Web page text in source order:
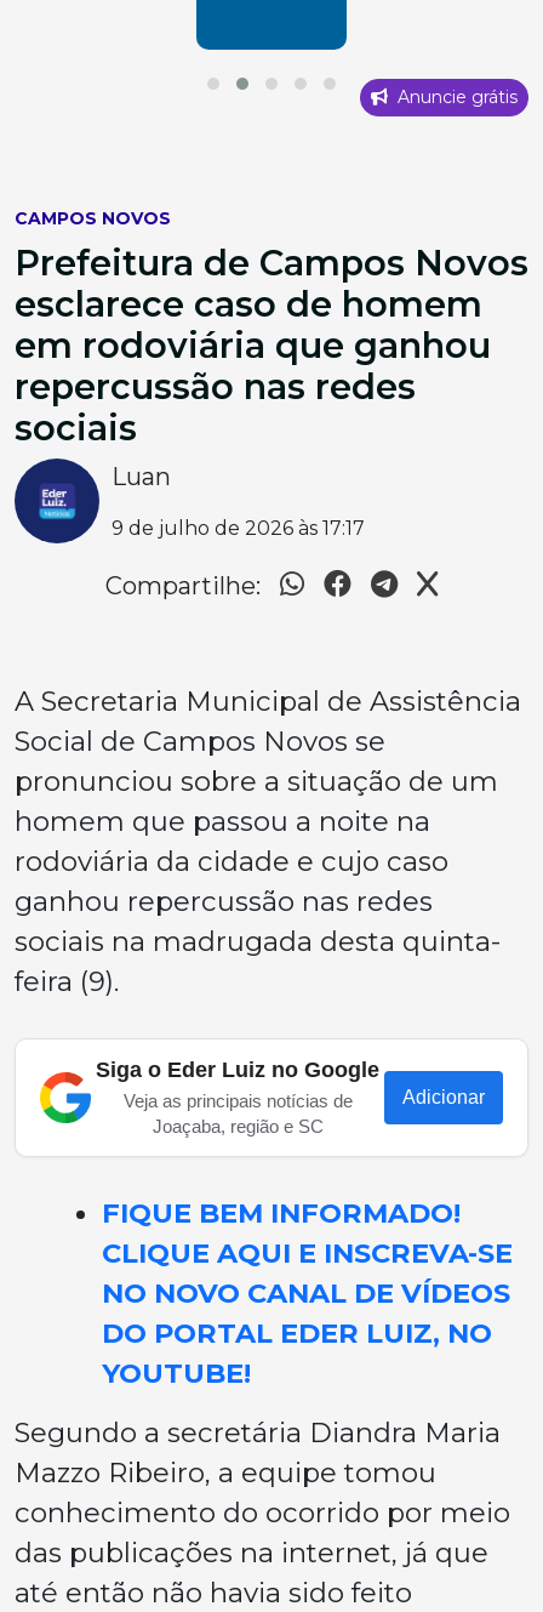
Anuncie grátis
CAMPOS NOVOS
Prefeitura de Campos Novos
esclarece caso de homem
em rodoviária que ganhou
repercussão nas redes
sociais
Luan
9 de julho de 2026 às 17:17
Compartilhe:
A Secretaria Municipal de Assistência
Social de Campos Novos se
pronunciou sobre a situação de um
homem que passou a noite na
rodoviária da cidade e cujo caso
ganhou repercussão nas redes
sociais na madrugada desta quinta-
feira (9).
Siga o Eder Luiz no Google
Veja as principais notícias de
Joaçaba, região e SC
Adicionar
FIQUE BEM INFORMADO!
CLIQUE AQUI E INSCREVA-SE
NO NOVO CANAL DE VÍDEOS
DO PORTAL EDER LUIZ, NO
YOUTUBE!
Segundo a secretária Diandra Maria
Mazzo Ribeiro, a equipe tomou
conhecimento do ocorrido por meio
das publicações na internet, já que
até então não havia sido feito